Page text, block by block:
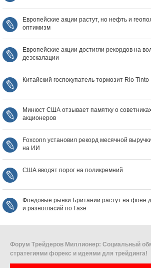
Европейские акции растут, но нефть и
оптимизм
Европейские акции достигли рекордов на
деэскалации
Китайский госпокупатель тормозит Rio Tinto
Минюст США отзывает памятку о
акционеров
Foxconn установил рекорд месячной
на ИИ
США вводят порог на поликремний
Фондовые рынки Британии растут на фоне
и разногласий по Газе
Форум Трейдеров Миллионер: Социальный
стратегиями форекс и идеями для трейдинга!